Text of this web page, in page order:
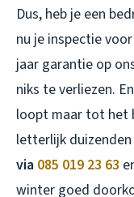
Dus, heb je een
nu je inspectie
jaar garantie op
niks te verliezen.
loopt maar tot het
letterlijk duizenden
via 085 019 23 63
winter goed